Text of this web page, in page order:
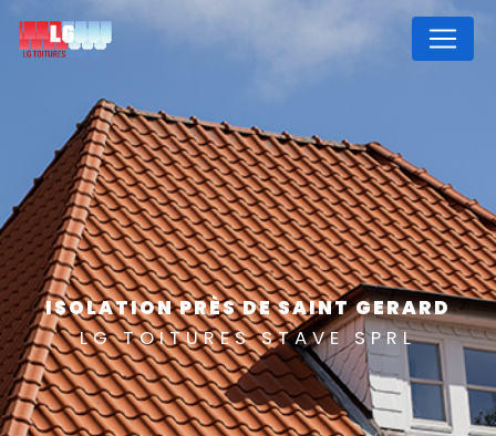
ISOLATION PRÈS DE SAINT GERARD
LG TOITURES STAVE SPRL
Panneau de gestion des cookies